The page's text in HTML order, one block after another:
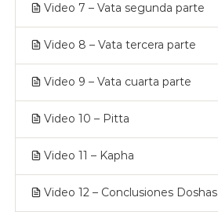
Video 7 – Vata segunda parte
Video 8 – Vata tercera parte
Video 9 – Vata cuarta parte
Video 10 – Pitta
Video 11 – Kapha
Video 12 – Conclusiones Doshas